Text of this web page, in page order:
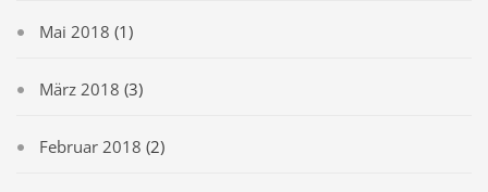
Mai 2018 (1)
März 2018 (3)
Februar 2018 (2)